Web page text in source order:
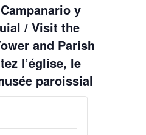
y
/ Visit the
and Parish
l’église, le
paroissial